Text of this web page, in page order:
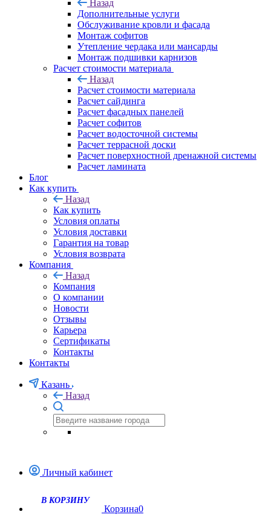
Назад
Дополнительные услуги
Обслуживание кровли и фасада
Монтаж софитов
Утепление чердака или мансарды
Монтаж подшивки карнизов
Расчет стоимости материала
Назад
Расчет стоимости материала
Расчет сайдинга
Расчет фасадных панелей
Расчет софитов
Расчет водосточной системы
Расчет террасной доски
Расчет поверхностной дренажной системы
Расчет ламината
Блог
Как купить
Назад
Как купить
Условия оплаты
Условия доставки
Гарантия на товар
Условия возврата
Компания
Назад
Компания
О компании
Новости
Отзывы
Карьера
Сертификаты
Контакты
Контакты
Казань
Назад
Личный кабинет
В КОРЗИНУ
Корзина0